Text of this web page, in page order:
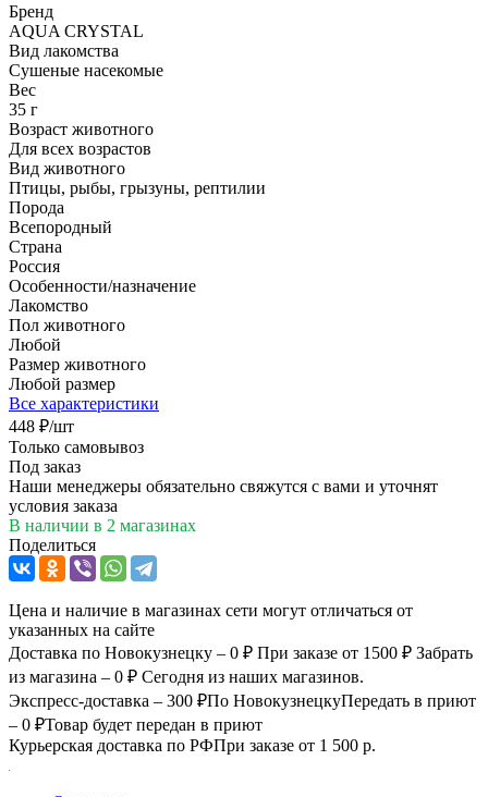
Бренд
AQUA CRYSTAL
Вид лакомства
Сушеные насекомые
Вес
35 г
Возраст животного
Для всех возрастов
Вид животного
Птицы, рыбы, грызуны, рептилии
Порода
Всепородный
Страна
Россия
Особенности/назначение
Лакомство
Пол животного
Любой
Размер животного
Любой размер
Все характеристики
448 ₽/шт
Только самовывоз
Под заказ
Наши менеджеры обязательно свяжутся с вами и уточнят
условия заказа
В наличии в 2 магазинах
Поделиться
Цена и наличие в магазинах сети могут отличаться от
указанных на сайте
Доставка по Новокузнецку – 0 ₽ При заказе от 1500 ₽ Забрать
из магазина – 0 ₽ Сегодня из наших магазинов.
Экспресс-доставка – 300 ₽По НовокузнецкуПередать в приют
– 0 ₽Товар будет передан в приют
Курьерская доставка по РФПри заказе от 1 500 р.